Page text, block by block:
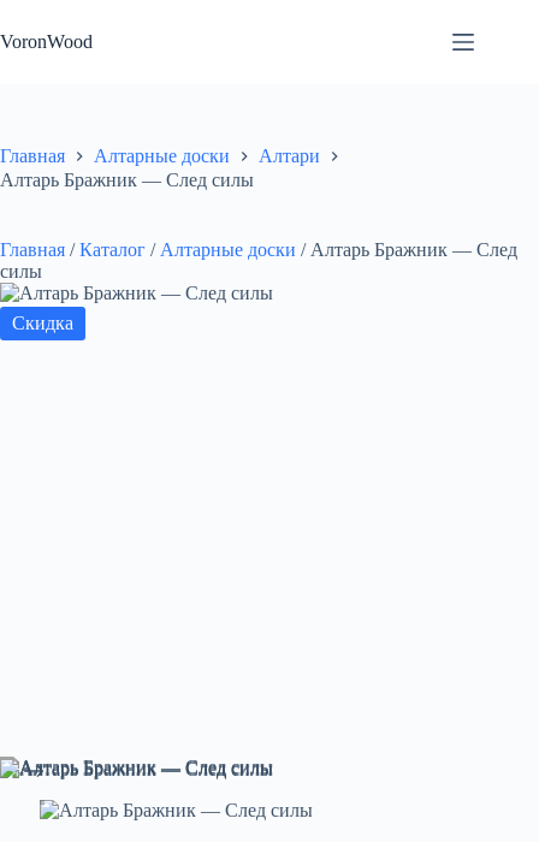
к
сути
VoronWood
Главная Алтарные доски
Алтари
Алтарь Бражник — След силы
Главная / Каталог / Алтарные доски / Алтарь Бражник — След
силы
Скидка